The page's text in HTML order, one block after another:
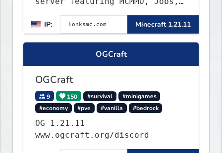
free rank progression, and
weekly events. We focus on a
friendly community, balanced
economy, and long-term
survival gameplay.
IP: Minecraft 1.21.11
OGCraft
OGCraft
9 150 #survival
#minigames
#economy
#pve #vanilla #bedrock
OG 1.21.11
www.ogcraft.org/discord